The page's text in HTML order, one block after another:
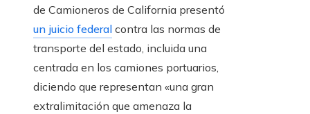
de Camioneros de California presentó
un juicio federal contra las normas de
transporte del estado, incluida una
centrada en los camiones portuarios,
diciendo que representan «una gran
extralimitación que amenaza la